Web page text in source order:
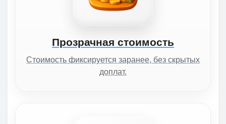
Прозрачная стоимость
Стоимость фиксируется заранее, без скрытых
доплат.